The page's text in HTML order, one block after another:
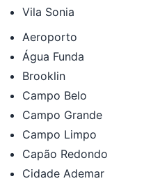
Vila Sonia
Aeroporto
Água Funda
Brooklin
Campo Belo
Campo Grande
Campo Limpo
Capão Redondo
Cidade Ademar